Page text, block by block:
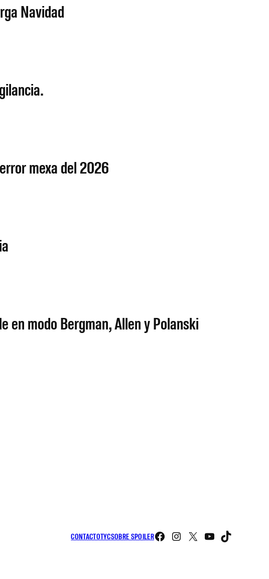
Navidad
mexa del 2026
en modo Bergman, Allen y Polanski
CONTACTOTYCSOBRE SPOILER Facebook
Instagram
X YouTube